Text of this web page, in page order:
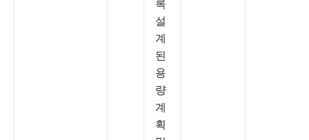
록
설
계
된
용
량
계
획